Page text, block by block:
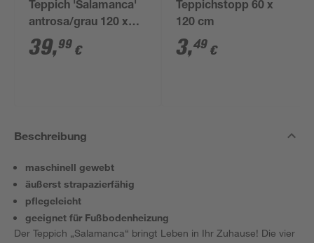
Teppich 'Salamanca'
antrosa/grau 120 x
170 cm
39,99 €
Teppichstopp 60 x
120 cm
3,49 €
Beschreibung
maschinell gewebt
äußerst strapazierfähig
pflegeleicht
geeignet für Fußbodenheizung
Der Teppich „Salamanca“ bringt Leben in Ihr Zuhause! Die vier